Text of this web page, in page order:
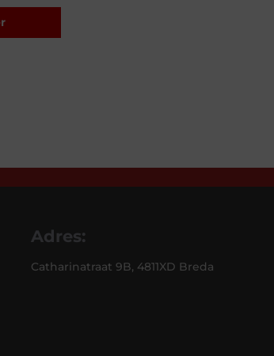
Adres:
Catharinatraat 9B, 4811XD Breda